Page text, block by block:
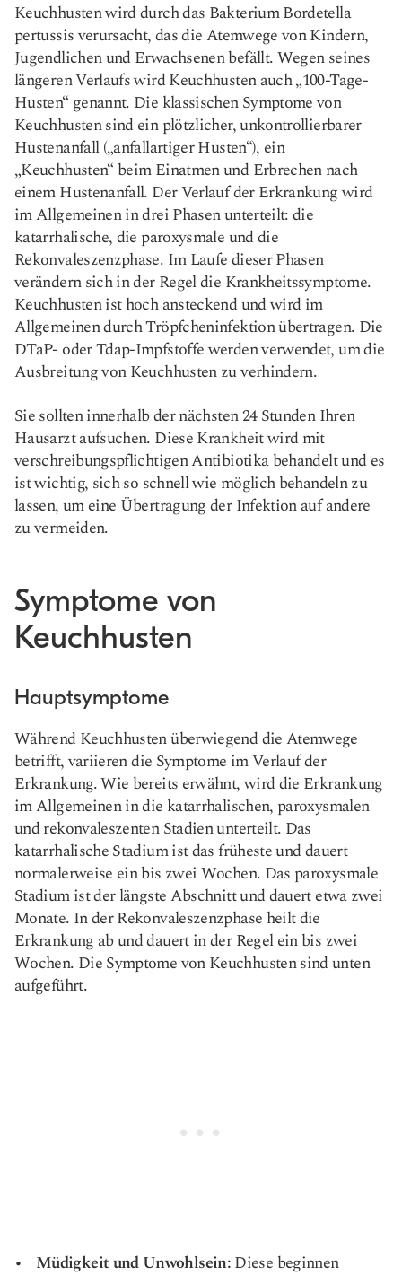
Keuchhusten wird durch das Bakterium Bordetella
pertussis verursacht, das die Atemwege von Kindern,
Jugendlichen und Erwachsenen befällt. Wegen seines
längeren Verlaufs wird Keuchhusten auch „100-Tage-
Husten“ genannt. Die klassischen Symptome von
Keuchhusten sind ein plötzlicher, unkontrollierbarer
Hustenanfall („anfallartiger Husten“), ein
„Keuchhusten“ beim Einatmen und Erbrechen nach
einem Hustenanfall. Der Verlauf der Erkrankung wird
im Allgemeinen in drei Phasen unterteilt: die
katarrhalische, die paroxysmale und die
Rekonvaleszenzphase. Im Laufe dieser Phasen
verändern sich in der Regel die Krankheitssymptome.
Keuchhusten ist hoch ansteckend und wird im
Allgemeinen durch Tröpfcheninfektion übertragen. Die
DTaP- oder Tdap-Impfstoffe werden verwendet, um die
Ausbreitung von Keuchhusten zu verhindern.
Sie sollten innerhalb der nächsten 24 Stunden Ihren
Hausarzt aufsuchen. Diese Krankheit wird mit
verschreibungspflichtigen Antibiotika behandelt und es
ist wichtig, sich so schnell wie möglich behandeln zu
lassen, um eine Übertragung der Infektion auf andere
zu vermeiden.
Symptome von
Keuchhusten
Hauptsymptome
Während Keuchhusten überwiegend die Atemwege
betrifft, variieren die Symptome im Verlauf der
Erkrankung. Wie bereits erwähnt, wird die Erkrankung
im Allgemeinen in die katarrhalischen, paroxysmalen
und rekonvaleszenten Stadien unterteilt. Das
katarrhalische Stadium ist das früheste und dauert
normalerweise ein bis zwei Wochen. Das paroxysmale
Stadium ist der längste Abschnitt und dauert etwa zwei
Monate. In der Rekonvaleszenzphase heilt die
Erkrankung ab und dauert in der Regel ein bis zwei
Wochen. Die Symptome von Keuchhusten sind unten
aufgeführt.
Müdigkeit und Unwohlsein:Diese beginnen